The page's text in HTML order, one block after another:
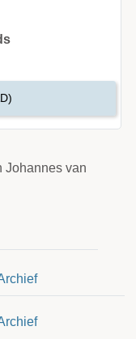
Johannes van